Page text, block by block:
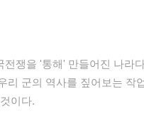
전쟁을 '통해' 만들어진 나라
리 군의 역사를 짚어보는 작
이다.